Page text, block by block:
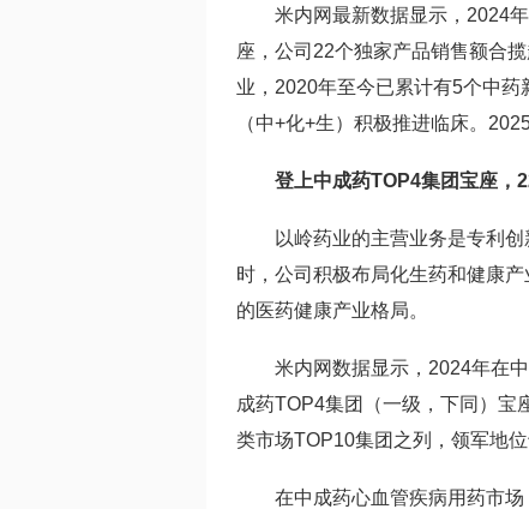
米内网最新数据显示，2024
座，公司22个独家产品销售额合
业，2020年至今已累计有5个中
（中+化+生）积极推进临床。
登上中成药TOP4集团宝座，
以岭药业的主营业务是专利
时，公司积极布局化生药和健康
的医药健康产业格局。
米内网数据显示，2024年在
成药TOP4集团（一级，下同）宝
类市场TOP10集团之列，领军地位
在中成药心血管疾病用药市